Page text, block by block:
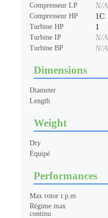
Compresseur LP N/A
Compresseur HP 1C
Turbine HP 1
Turbine IP N/A
Turbine BP N/A
Dimensions
Diameter
Length
Weight
Dry
Équipé
Performances
Max rotor r.p.m
Régime max
continu